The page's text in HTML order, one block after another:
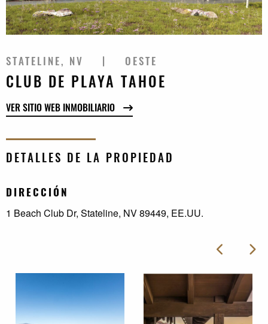
STATELINE, NV OESTE
CLUB DE PLAYA TAHOE
VER SITIO WEB INMOBILIARIO
DETALLES DE LA PROPIEDAD
DIRECCIÓN
1 Beach Club Dr, Stateline, NV 89449, EE.UU.
Imagen